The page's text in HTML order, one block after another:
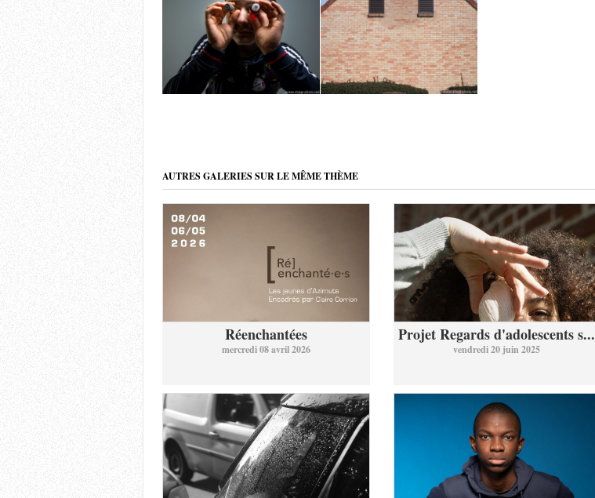
AUTRES GALERIES SUR LE MÊME THÈME
Réenchantées
mercredi 08 avril 2026
Projet Regards d'adolescents s...
vendredi 20 juin 2025